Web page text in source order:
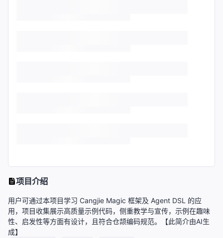
项目介绍
用户可通过本项目学习 Cangjie Magic 框架及 Agent DSL 的应
用，项目收集展示高质量示例代码，侧重教学与宣传，示例在趣味
性、启发性等方面有设计，且符合仓颉编码规范。【此简介由AI生
成】